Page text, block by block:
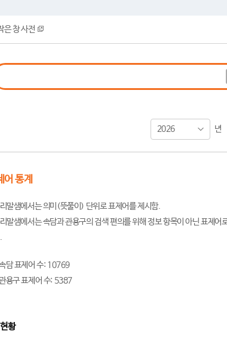
은 창 사전
2026 년
어 통계
말샘에서는 의미(뜻풀이) 단위로 표제어를 제시함.
말샘에서는 속담과 관용구의 검색 편의를 위해 정보 항목이 아닌 표제어
담 표제어 수: 10769
용구 표제어 수: 5387
황